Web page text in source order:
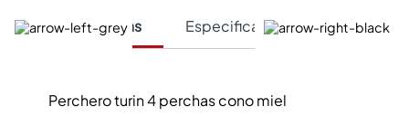
Características Especificaciones Técnicas
Perchero turin 4 perchas cono miel